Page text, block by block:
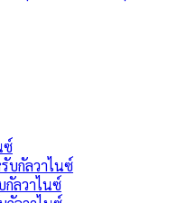
ซ์
บกัลวาไนซ์
กัลวาไนซ์